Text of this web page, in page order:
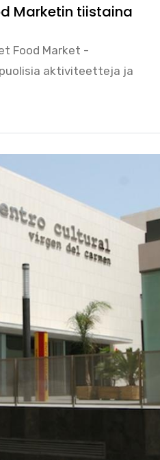
Marketin tiistaina
Food Market -
aktiviteetteja ja